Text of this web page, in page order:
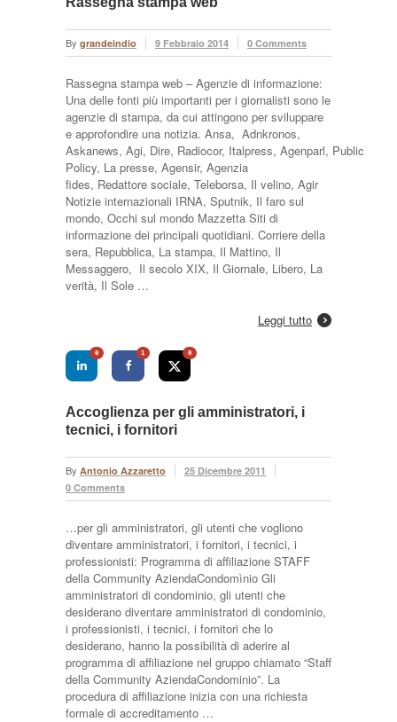
By grandeindio 9 Febbraio 2014 0 Comments
Rassegna stampa web – Agenzie di informazione:
Una delle fonti più importanti per i giornalisti sono le
agenzie di stampa, da cui attingono per sviluppare
e approfondire una notizia. Ansa, Adnkronos,
Askanews, Agi, Dire, Radiocor, Italpress, Agenparl, Public
Policy, La presse, Agensir, Agenzia
fides, Redattore sociale, Teleborsa, Il velino, Agir
Notizie internazionali IRNA, Sputnik, Il faro sul
mondo, Occhi sul mondo Mazzetta Siti di
informazione dei principali quotidiani. Corriere della
sera, Repubblica, La stampa, Il Mattino, Il
Messaggero, Il secolo XIX, Il Giornale, Libero, La
verità, Il Sole …
Leggi tutto
0 1 0
Accoglienza per gli amministratori, i
tecnici, i fornitori
By Antonio Azzaretto
25 Dicembre 2011
0 Comments
…per gli amministratori, gli utenti che vogliono
diventare amministratori, i fornitori, i tecnici, i
professionisti: Programma di affiliazione STAFF
della Community AziendaCondomìnio Gli
amministratori di condominio, gli utenti che
desiderano diventare amministratori di condominio,
i professionisti, i tecnici, i fornitori che lo
desiderano, hanno la possibilità di aderire al
programma di affiliazione nel gruppo chiamato “Staff
della Community AziendaCondominio”. La
procedura di affiliazione inizia con una richiesta
formale di accreditamento …